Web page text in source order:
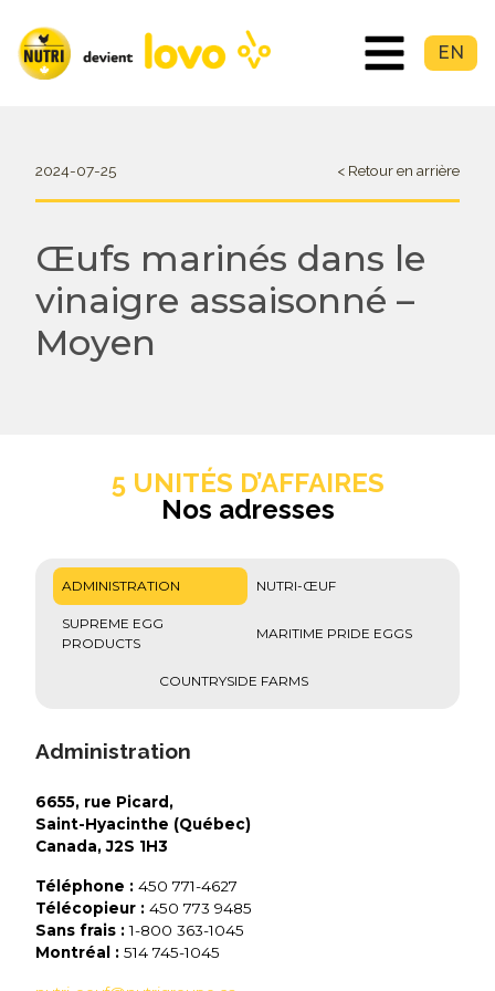
EN
2024-07-25 < Retour en arrière
Œufs marinés dans le
vinaigre assaisonné –
Moyen
5 UNITÉS D’AFFAIRES
Nos adresses
ADMINISTRATION NUTRI-ŒUF
SUPREME EGG
PRODUCTS
MARITIME PRIDE EGGS
COUNTRYSIDE FARMS
Administration
6655, rue Picard,
Saint-Hyacinthe (Québec)
Canada, J2S 1H3
Téléphone : 450 771-4627
Télécopieur : 450 773 9485
Sans frais :1-800 363-1045
Montréal : 514 745-1045